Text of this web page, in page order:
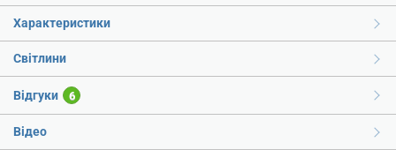
Характеристики
Світлини
Відгуки 6
Відео